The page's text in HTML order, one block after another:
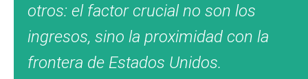
otros: el factor crucial no son los
ingresos, sino la proximidad con la
frontera de Estados Unidos.